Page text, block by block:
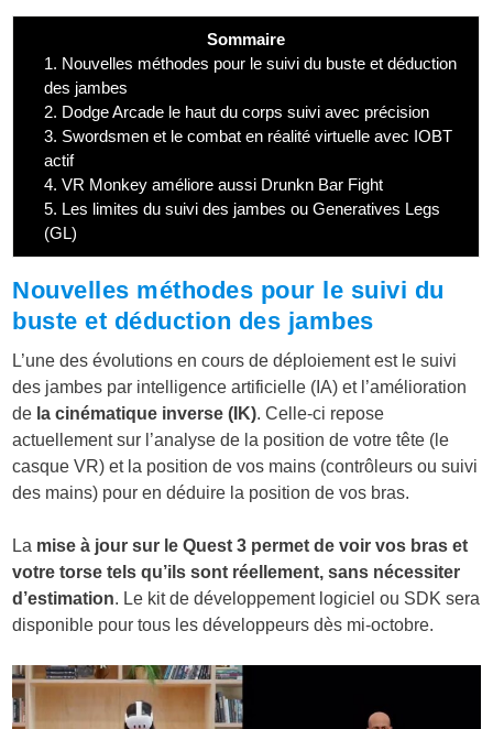
Sommaire
1. Nouvelles méthodes pour le suivi du buste et déduction
des jambes
2. Dodge Arcade le haut du corps suivi avec précision
3. Swordsmen et le combat en réalité virtuelle avec IOBT
actif
4. VR Monkey améliore aussi Drunkn Bar Fight
5. Les limites du suivi des jambes ou Generatives Legs
(GL)
Nouvelles méthodes pour le suivi du
buste et déduction des jambes
L’une des évolutions en cours de déploiement est le suivi
des jambes par intelligence artificielle (IA) et l’amélioration
de la cinématique inverse (IK). Celle-ci repose
actuellement sur l’analyse de la position de votre tête (le
casque VR) et la position de vos mains (contrôleurs ou suivi
des mains) pour en déduire la position de vos bras.
La mise à jour sur le Quest 3 permet de voir vos bras et
votre torse tels qu’ils sont réellement, sans nécessiter
d’estimation. Le kit de développement logiciel ou SDK sera
disponible pour tous les développeurs dès mi-octobre.